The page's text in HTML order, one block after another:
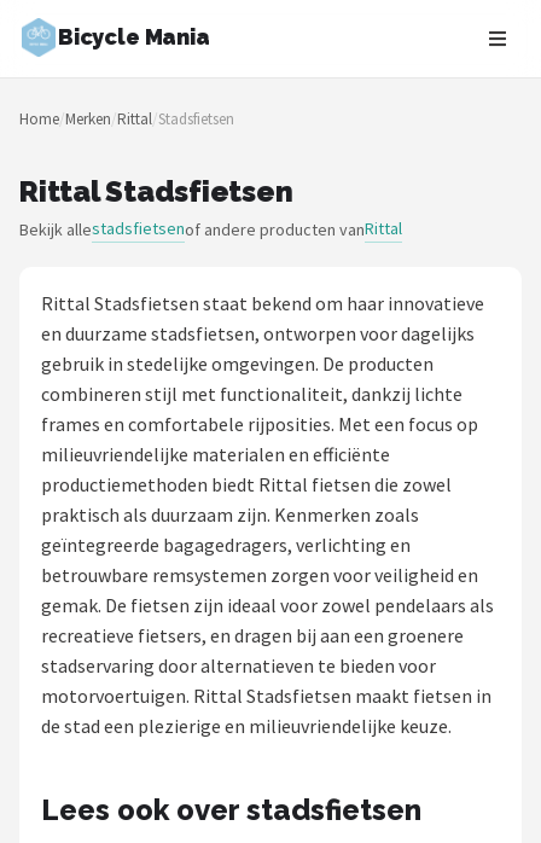
Bicycle Mania
Zoeken
NAVIGATIE
Merken
Kinderfietsen
Stadsfietsen
Elektrische fietsen
Mountainbikes
Shop
Basil
Volare
Home/Merken/Rittal/Stadsfietsen
Rittal Stadsfietsen
Bekijk allestadsfietsenof andere producten vanRittal
Rittal Stadsfietsen staat bekend om haar innovatieve
en duurzame stadsfietsen, ontworpen voor dagelijks
gebruik in stedelijke omgevingen. De producten
combineren stijl met functionaliteit, dankzij lichte
frames en comfortabele rijposities. Met een focus op
milieuvriendelijke materialen en efficiënte
productiemethoden biedt Rittal fietsen die zowel
praktisch als duurzaam zijn. Kenmerken zoals
geïntegreerde bagagedragers, verlichting en
betrouwbare remsystemen zorgen voor veiligheid en
gemak. De fietsen zijn ideaal voor zowel pendelaars als
recreatieve fietsers, en dragen bij aan een groenere
stadservaring door alternatieven te bieden voor
motorvoertuigen. Rittal Stadsfietsen maakt fietsen in
de stad een plezierige en milieuvriendelijke keuze.
Lees ook over stadsfietsen